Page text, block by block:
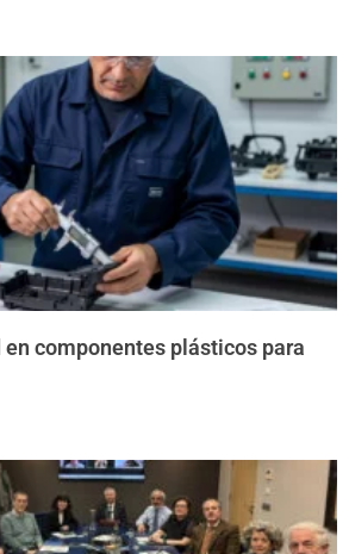
componentes plásticos para